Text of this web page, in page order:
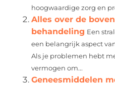
hoogwaardige zorg en
Alles over de
behandeling Een
een belangrijk aspect
Als je problemen hebt
vermogen om...
Geneesmiddelen